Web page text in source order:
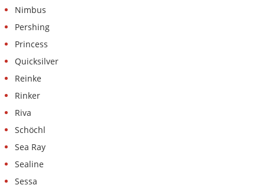
Nimbus
Pershing
Princess
Quicksilver
Reinke
Rinker
Riva
Schöchl
Sea Ray
Sealine
Sessa